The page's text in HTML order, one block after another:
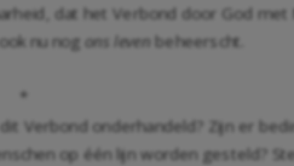
dat het Verbond door God
nu nog ons leven beheerscht.
*
Verbond onderhandeld? Zijn er
op één lijn worden gesteld?